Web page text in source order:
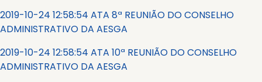
2019-10-24 12:58:54 ATA 8ª REUNIÃO DO CONSELHO
ADMINISTRATIVO DA AESGA
2019-10-24 12:58:54 ATA 10ª REUNIÃO DO CONSELHO
ADMINISTRATIVO DA AESGA